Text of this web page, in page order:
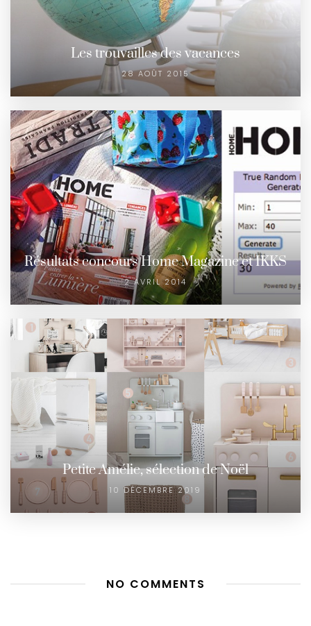
Les trouvailles des vacances
28 AOÛT 2015
Résultats concours Home Magazine et IKKS
2 AVRIL 2014
Petite Amélie, sélection de Noël
10 DÉCEMBRE 2019
NO COMMENTS